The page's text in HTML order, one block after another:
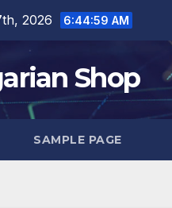
2026 6:45:00 AM
Shop
SAMPLE PAGE